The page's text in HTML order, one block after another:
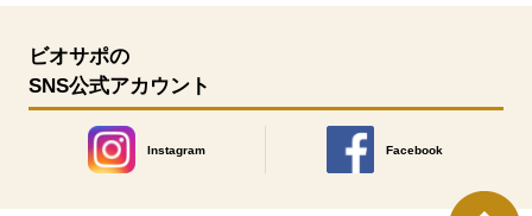
ビオサポの
SNS公式アカウント
Instagram
別のウィンドウで開きます。
Facebook
別のウィンドウで開きます